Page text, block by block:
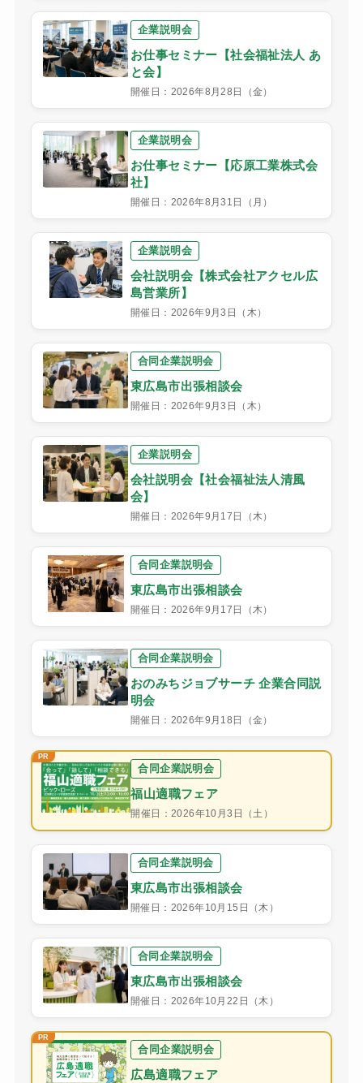
企業説明会
お仕事セミナー【社会福祉法人 あ
と会】
開催日：2026年8月28日（金）
企業説明会
お仕事セミナー【応原工業株式会
社】
開催日：2026年8月31日（月）
企業説明会
会社説明会【株式会社アクセル広
島営業所】
開催日：2026年9月3日（木）
合同企業説明会
東広島市出張相談会
開催日：2026年9月3日（木）
企業説明会
会社説明会【社会福祉法人清風
会】
開催日：2026年9月17日（木）
合同企業説明会
東広島市出張相談会
開催日：2026年9月17日（木）
合同企業説明会
おのみちジョブサーチ 企業合同説
明会
開催日：2026年9月18日（金）
合同企業説明会
福山適職フェア
開催日：2026年10月3日（土）
合同企業説明会
東広島市出張相談会
開催日：2026年10月15日（木）
合同企業説明会
東広島市出張相談会
開催日：2026年10月22日（木）
合同企業説明会
広島適職フェア